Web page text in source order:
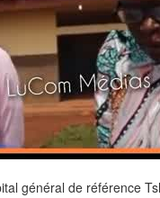
général de référence